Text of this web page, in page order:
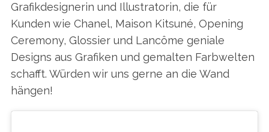
Grafikdesignerin und Illustratorin, die für
Kunden wie Chanel, Maison Kitsuné, Opening
Ceremony, Glossier und Lancôme geniale
Designs aus Grafiken und gemalten Farbwelten
schafft. Würden wir uns gerne an die Wand
hängen!